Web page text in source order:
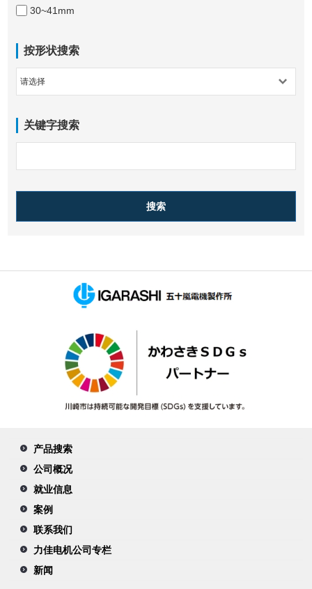
30~41mm
按形状搜索
关键字搜索
产品搜索
公司概况
就业信息
案例
联系我们
力佳电机公司专栏
新闻